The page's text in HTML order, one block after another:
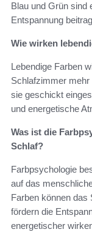
Blau und Grün sind
Entspannung
Wie wirken
Lebendige Farben
Schlafzimmer
sie geschickt
und energetische
Was ist die
Schlaf?
Farbpsychologie
auf das
Farben können das
fördern die
energetischer